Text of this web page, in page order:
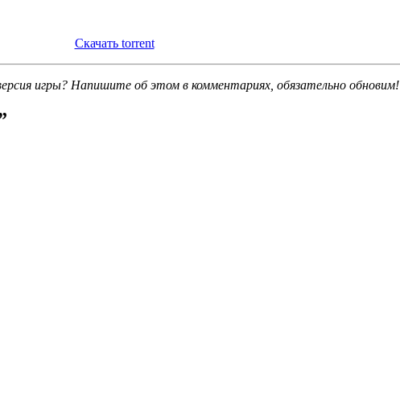
Скачать torrent
игры? Напишите об этом в комментариях, обязательно обновим!